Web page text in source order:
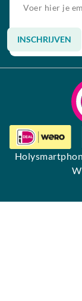
INSCHRIJVEN
Alternative: